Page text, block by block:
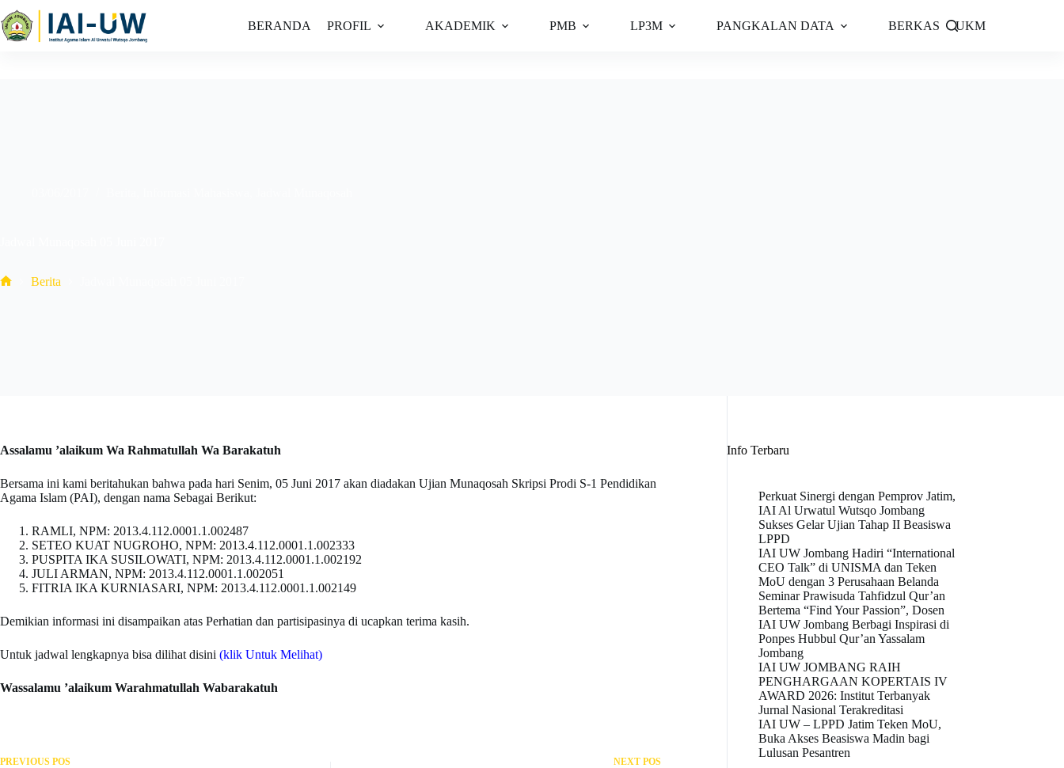
BERANDA PROFIL AKADEMIK PMB LP3M PANGKALAN DATA BERKAS UKM
Berita
Assalamu ’alaikum Wa Rahmatullah Wa Barakatuh
Bersama ini kami beritahukan bahwa pada hari Senim, 05 Juni 2017 akan diadakan Ujian Munaqosah Skripsi Prodi S-1 Pendidikan
Agama Islam (PAI), dengan nama Sebagai Berikut:
RAMLI, NPM: 2013.4.112.0001.1.002487
SETEO KUAT NUGROHO, NPM: 2013.4.112.0001.1.002333
PUSPITA IKA SUSILOWATI, NPM: 2013.4.112.0001.1.002192
JULI ARMAN, NPM: 2013.4.112.0001.1.002051
FITRIA IKA KURNIASARI, NPM: 2013.4.112.0001.1.002149
Demikian informasi ini disampaikan atas Perhatian dan partisipasinya di ucapkan terima kasih.
Untuk jadwal lengkapnya bisa dilihat disini (klik Untuk Melihat)
Wassalamu ’alaikum Warahmatullah Wabarakatuh
PREVIOUS POS NEXT POS
Info Terbaru
Perkuat Sinergi dengan Pemprov Jatim,
IAI Al Urwatul Wutsqo Jombang
Sukses Gelar Ujian Tahap II Beasiswa
LPPD
IAI UW Jombang Hadiri “International
CEO Talk” di UNISMA dan Teken
MoU dengan 3 Perusahaan Belanda
Seminar Prawisuda Tahfidzul Qur’an
Bertema “Find Your Passion”, Dosen
IAI UW Jombang Berbagi Inspirasi di
Ponpes Hubbul Qur’an Yassalam
Jombang
IAI UW JOMBANG RAIH
PENGHARGAAN KOPERTAIS IV
AWARD 2026: Institut Terbanyak
Jurnal Nasional Terakreditasi
IAI UW – LPPD Jatim Teken MoU,
Buka Akses Beasiswa Madin bagi
Lulusan Pesantren